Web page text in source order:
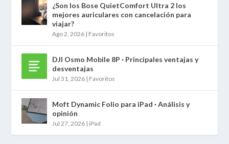
¿Son los Bose QuietComfort Ultra 2 los
mejores auriculares con cancelación para
viajar?
Ago 2, 2026 | Favoritos
DJI Osmo Mobile 8P · Principales ventajas y
desventajas
Jul 31, 2026 | Favoritos
Moft Dynamic Folio para iPad · Análisis y
opinión
Jul 27, 2026 | iPad